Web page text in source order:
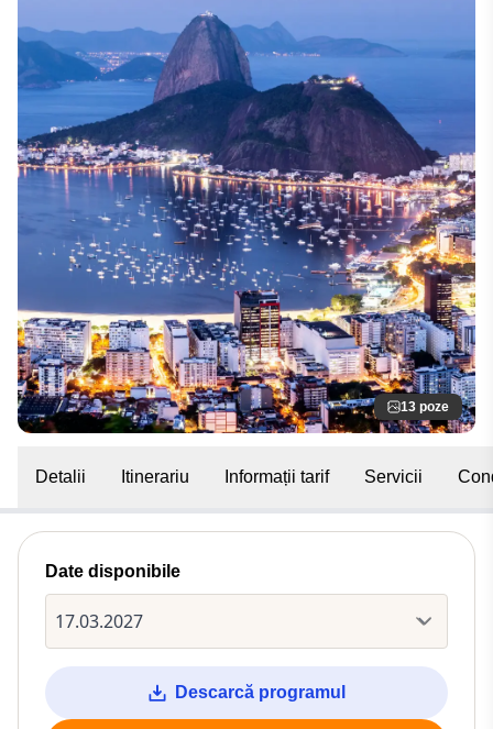
13 poze
Detalii Itinerariu Informații tarif Servicii
Date disponibile
Descarcă programul